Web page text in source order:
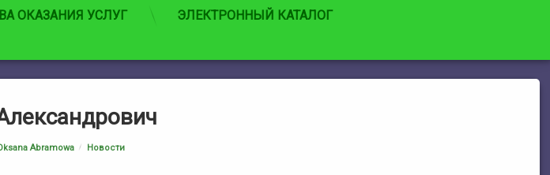
ОКАЗАНИЯ УСЛУГ ЭЛЕКТРОННЫЙ КАТАЛОГ
Abramowa Рубрики:
Новости